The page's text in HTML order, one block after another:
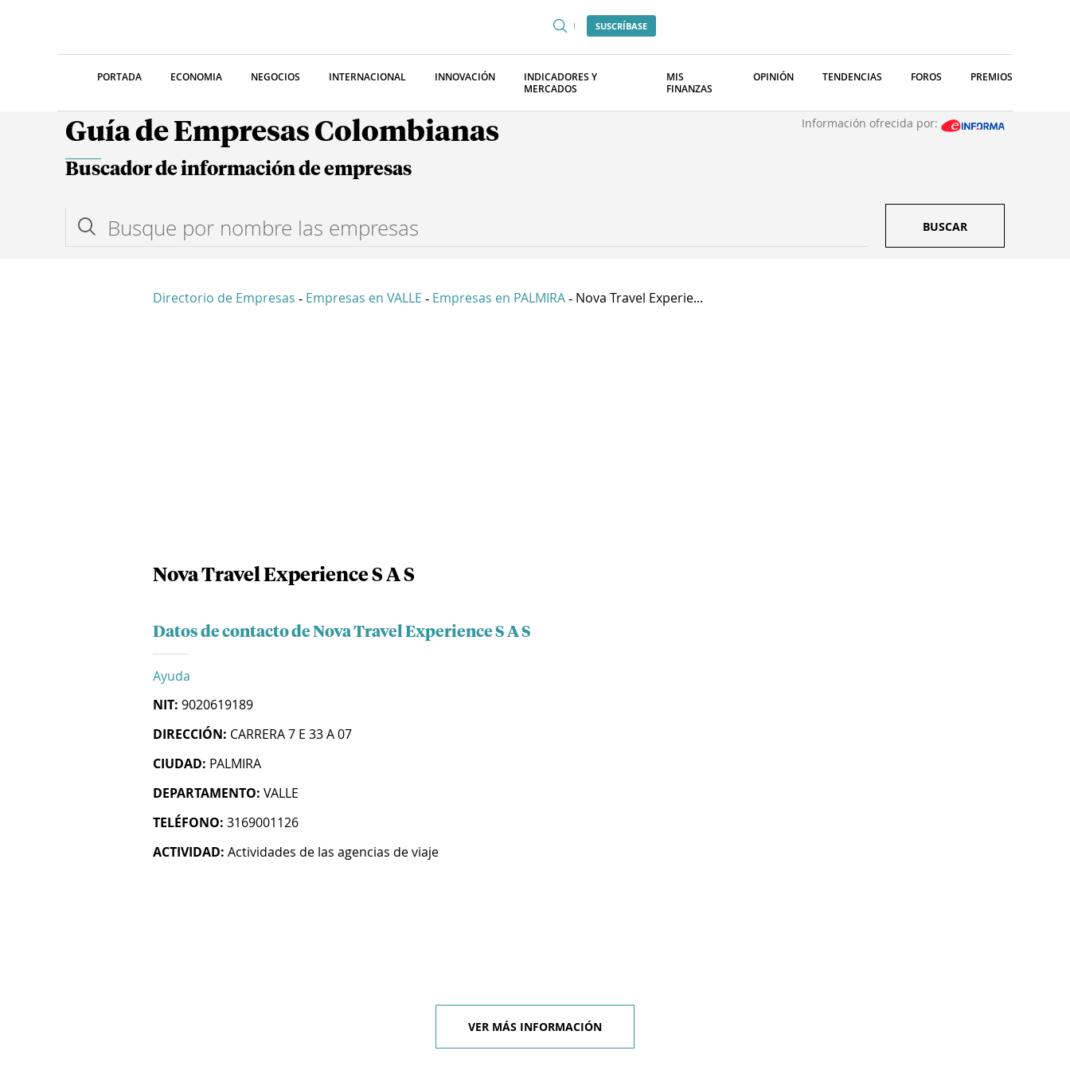
SUSCRÍBASE
PORTADA ECONOMIA NEGOCIOS INTERNACIONAL INNOVACIÓN
INDICADORES Y
MERCADOS
MIS
FINANZAS
OPINIÓN TENDENCIAS FOROS PREMIOS
Guía de Empresas Colombianas Información ofrecida por:
Buscador de información de empresas
BUSCAR
Directorio de Empresas - Empresas en VALLE - Empresas en PALMIRA - Nova Travel Experie...
Nova Travel Experience S A S
Datos de contacto de Nova Travel Experience S A S
Ayuda
NIT: 9020619189
DIRECCIÓN: CARRERA 7 E 33 A 07
CIUDAD: PALMIRA
DEPARTAMENTO: VALLE
TELÉFONO: 3169001126
ACTIVIDAD: Actividades de las agencias de viaje
VER MÁS INFORMACIÓN